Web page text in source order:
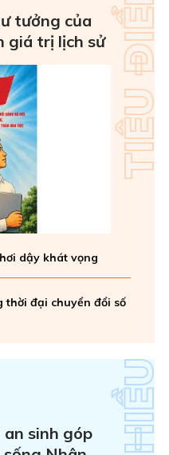
tưởng của
giá trị lịch sử
dậy khát vọng
thời đại chuyển đổi số
sinh góp